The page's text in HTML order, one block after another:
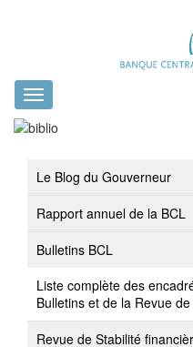
Toggle
navigation
Le Blog du Gouverneur
Rapport annuel de la BCL
Bulletins BCL
Liste complète des
Bulletins et de la Revue
Revue de Stabilité